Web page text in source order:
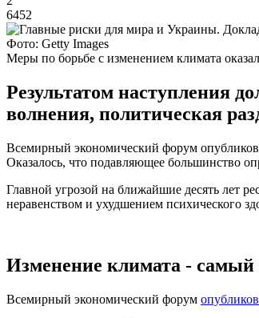
6452
Фото: Getty Images
Меры по борьбе с изменением климата
Результатом наступления
волнения, политическая
Всемирный экономический форум
Оказалось, что подавляющее большинство
Главной угрозой на ближайшие десять лет
неравенством и ухудшением психического
Изменение климата -
Всемирный экономический форум